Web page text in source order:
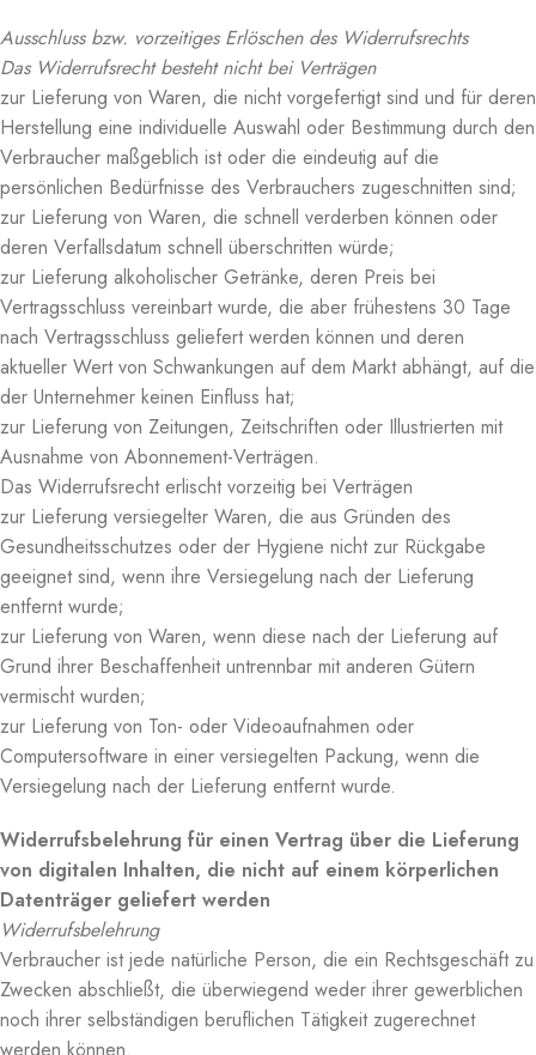
Ausschluss bzw. vorzeitiges Erlöschen des Widerrufsrechts
Das Widerrufsrecht besteht nicht bei Verträgen
zur Lieferung von Waren, die nicht vorgefertigt sind und für deren
Herstellung eine individuelle Auswahl oder Bestimmung durch den
Verbraucher maßgeblich ist oder die eindeutig auf die
persönlichen Bedürfnisse des Verbrauchers zugeschnitten sind;
zur Lieferung von Waren, die schnell verderben können oder
deren Verfallsdatum schnell überschritten würde;
zur Lieferung alkoholischer Getränke, deren Preis bei
Vertragsschluss vereinbart wurde, die aber frühestens 30 Tage
nach Vertragsschluss geliefert werden können und deren
aktueller Wert von Schwankungen auf dem Markt abhängt, auf die
der Unternehmer keinen Einfluss hat;
zur Lieferung von Zeitungen, Zeitschriften oder Illustrierten mit
Ausnahme von Abonnement-Verträgen.
Das Widerrufsrecht erlischt vorzeitig bei Verträgen
zur Lieferung versiegelter Waren, die aus Gründen des
Gesundheitsschutzes oder der Hygiene nicht zur Rückgabe
geeignet sind, wenn ihre Versiegelung nach der Lieferung
entfernt wurde;
zur Lieferung von Waren, wenn diese nach der Lieferung auf
Grund ihrer Beschaffenheit untrennbar mit anderen Gütern
vermischt wurden;
zur Lieferung von Ton- oder Videoaufnahmen oder
Computersoftware in einer versiegelten Packung, wenn die
Versiegelung nach der Lieferung entfernt wurde.
Widerrufsbelehrung für einen Vertrag über die Lieferung
von digitalen Inhalten, die nicht auf einem körperlichen
Datenträger geliefert werden
Widerrufsbelehrung
Verbraucher ist jede natürliche Person, die ein Rechtsgeschäft zu
Zwecken abschließt, die überwiegend weder ihrer gewerblichen
noch ihrer selbständigen beruflichen Tätigkeit zugerechnet